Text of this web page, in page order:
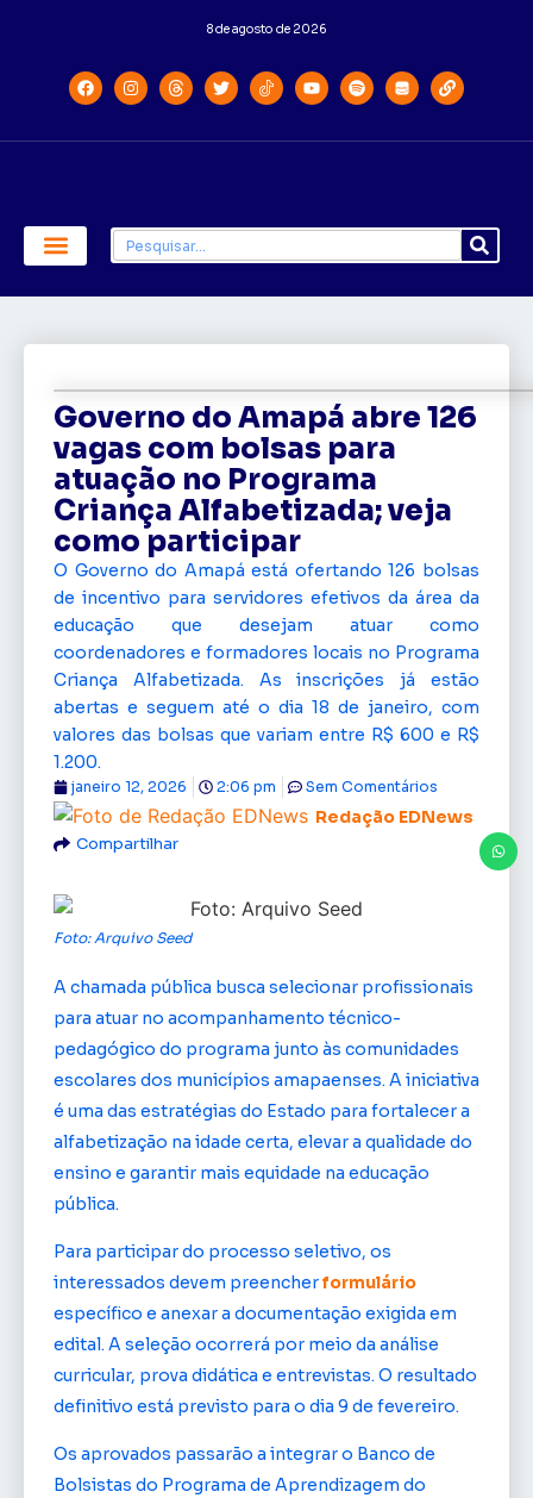
8 de agosto de 2026
Governo do Amapá abre 126
vagas com bolsas para
atuação no Programa
Criança Alfabetizada; veja
como participar
O Governo do Amapá está ofertando 126 bolsas
de incentivo para servidores efetivos da área da
educação que desejam atuar como
coordenadores e formadores locais no Programa
Criança Alfabetizada. As inscrições já estão
abertas e seguem até o dia 18 de janeiro, com
valores das bolsas que variam entre R$ 600 e R$
1.200.
Redação EDNews
janeiro 12, 2026 2:06 pm Sem Comentários
Compartilhar
Foto: Arquivo Seed
A chamada pública busca selecionar profissionais
para atuar no acompanhamento técnico-
pedagógico do programa junto às comunidades
escolares dos municípios amapaenses. A iniciativa
é uma das estratégias do Estado para fortalecer a
alfabetização na idade certa, elevar a qualidade do
ensino e garantir mais equidade na educação
pública.
Para participar do processo seletivo, os
interessados devem preencherformulário
específico e anexar a documentação exigida em
edital. A seleção ocorrerá por meio da análise
curricular, prova didática e entrevistas. O resultado
definitivo está previsto para o dia 9 de fevereiro.
Os aprovados passarão a integrar o Banco de
Bolsistas do Programa de Aprendizagem do